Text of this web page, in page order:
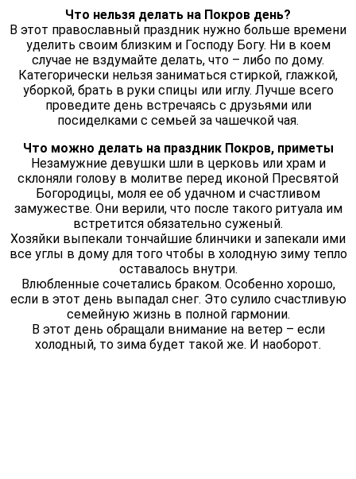
Что нельзя делать на Покров день?
В этот православный праздник нужно больше времени
уделить своим близким и Господу Богу. Ни в коем
случае не вздумайте делать, что – либо по дому.
Категорически нельзя заниматься стиркой, глажкой,
уборкой, брать в руки спицы или иглу. Лучше всего
проведите день встречаясь с друзьями или
посиделками с семьей за чашечкой чая.
Что можно делать на праздник Покров, приметы
Незамужние девушки шли в церковь или храм и
склоняли голову в молитве перед иконой Пресвятой
Богородицы, моля ее об удачном и счастливом
замужестве. Они верили, что после такого ритуала им
встретится обязательно суженый.
Хозяйки выпекали тончайшие блинчики и запекали ими
все углы в дому для того чтобы в холодную зиму тепло
оставалось внутри.
Влюбленные сочетались браком. Особенно хорошо,
если в этот день выпадал снег. Это сулило счастливую
семейную жизнь в полной гармонии.
В этот день обращали внимание на ветер – если
холодный, то зима будет такой же. И наоборот.